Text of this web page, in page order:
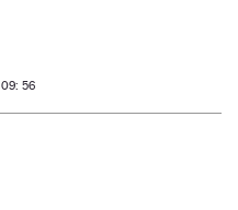
09: 56